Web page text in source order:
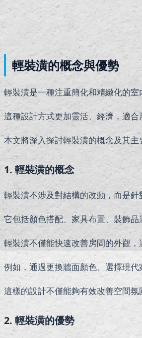
輕裝潢的概念與優勢
輕裝潢是一種注重簡化和精緻化的
這種設計方式更加靈活、經濟，適
本文將深入探討輕裝潢的概念及其主
1. 輕裝潢的概念
輕裝潢不涉及對結構的改動，而是針
它包括顏色搭配、家具布置、裝飾
輕裝潢不僅能快速改善房間的外觀，
例如，通過更換牆面顏色、選擇現代
這樣的設計不僅能夠有效改善空間
2. 輕裝潢的優勢